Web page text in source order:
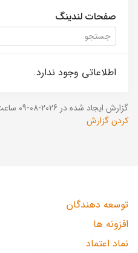
صفحات لندینگ
اطلاعاتی وجود ندارد.
گزارش ایجاد شده در 2026-08-09 ساعت 17:25:58 (UTC +03:30).
کردن گزارش
توسعه دهندگان
افزونه ها
نماد اعتماد